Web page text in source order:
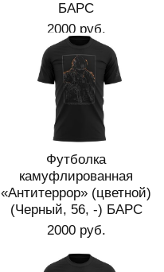
БАРС
2000 руб.
Футболка
камуфлированная
«Антитеррор» (цветной)
(Черный, 56, -) БАРС
2000 руб.